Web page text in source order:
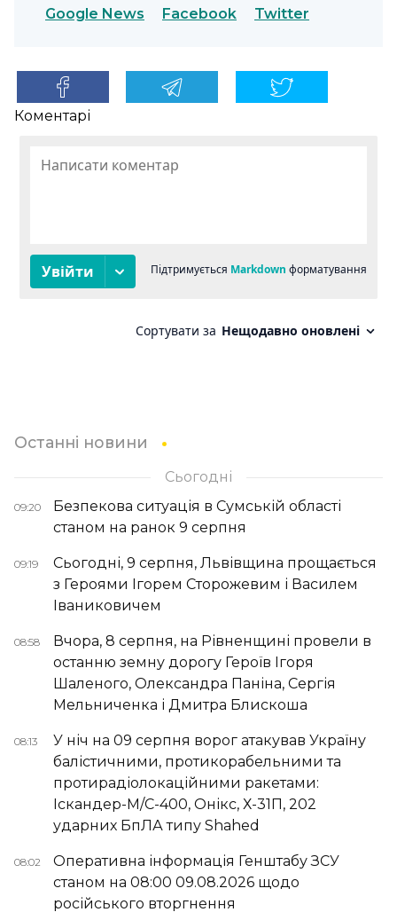
Google News Facebook Twitter
Коментарі
Останні новини
Сьогодні
09:20
Безпекова ситуація в Сумській області
станом на ранок 9 серпня
09:19
Сьогодні, 9 серпня, Львівщина прощається
з Героями Ігорем Сторожевим і Василем
Іваниковичем
08:58
Вчора, 8 серпня, на Рівненщині провели в
останню земну дорогу Героїв Ігоря
Шаленого, Олександра Паніна, Сергія
Мельниченка і Дмитра Блискоша
08:13
У ніч на 09 серпня ворог атакував Україну
балістичними, протикорабельними та
протирадіолокаційними ракетами:
Іскандер-М/С-400, Онікс, Х-31П, 202
ударних БпЛА типу Shahed
08:02
Оперативна інформація Генштабу ЗСУ
станом на 08:00 09.08.2026 щодо
російського вторгнення